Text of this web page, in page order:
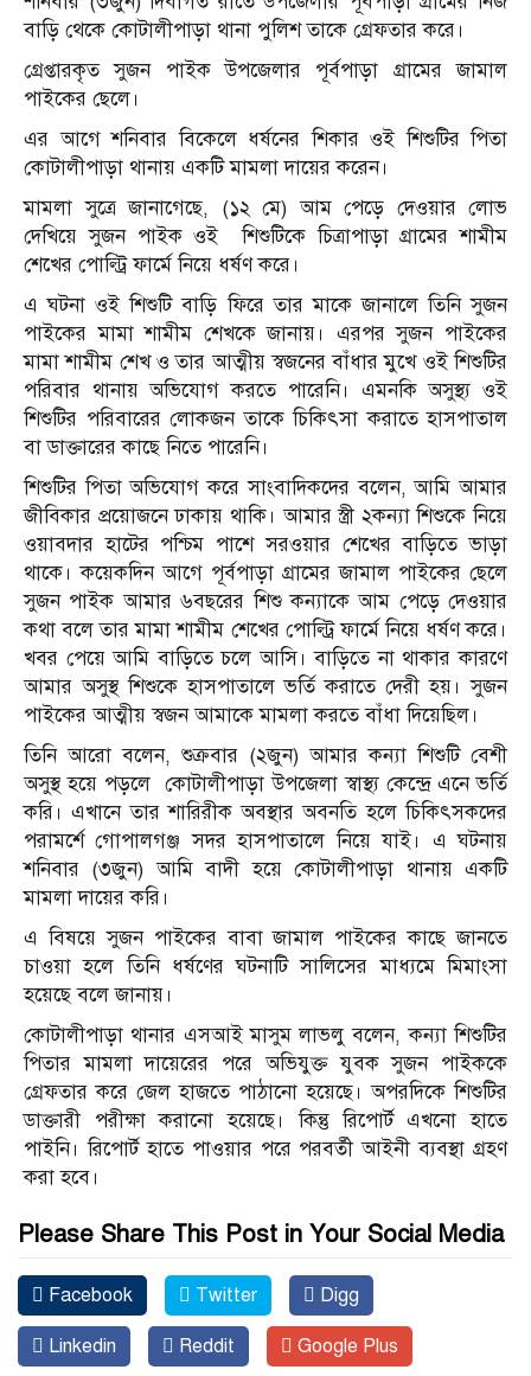
বাড়ি থেকে কোটালীপাড়া থানা পুলিশ তাকে গ্রেফতার করে।
গ্রেপ্তারকৃত সুজন পাইক উপজেলার পূর্বপাড়া গ্রামের জামাল
পাইকের ছেলে।
এর আগে শনিবার বিকেলে ধর্ষনের শিকার ওই শিশুটির পিতা
কোটালীপাড়া থানায় একটি মামলা দায়ের করেন।
মামলা সুত্রে জানাগেছে, (১২ মে) আম পেড়ে দেওয়ার লোভ
দেখিয়ে সুজন পাইক ওই শিশুটিকে চিত্রাপাড়া গ্রামের শামীম
শেখের পোল্ট্রি ফার্মে নিয়ে ধর্ষণ করে।
এ ঘটনা ওই শিশুটি বাড়ি ফিরে তার মাকে জানালে তিনি সুজন
পাইকের মামা শামীম শেখকে জানায়। এরপর সুজন পাইকের
মামা শামীম শেখ ও তার আত্মীয় স্বজনের বাঁধার মুখে ওই শিশুটির
পরিবার থানায় অভিযোগ করতে পারেনি। এমনকি অসুস্থ্য ওই
শিশুটির পরিবারের লোকজন তাকে চিকিৎসা করাতে হাসপাতাল
বা ডাক্তারের কাছে নিতে পারেনি।
শিশুটির পিতা অভিযোগ করে সাংবাদিকদের বলেন, আমি আমার
জীবিকার প্রয়োজনে ঢাকায় থাকি। আমার স্ত্রী ২কন্যা শিশুকে নিয়ে
ওয়াবদার হাটের পশ্চিম পাশে সরওয়ার শেখের বাড়িতে ভাড়া
থাকে। কয়েকদিন আগে পূর্বপাড়া গ্রামের জামাল পাইকের ছেলে
সুজন পাইক আমার ৬বছরের শিশু কন্যাকে আম পেড়ে দেওয়ার
কথা বলে তার মামা শামীম শেখের পোল্ট্রি ফার্মে নিয়ে ধর্ষণ করে।
খবর পেয়ে আমি বাড়িতে চলে আসি। বাড়িতে না থাকার কারণে
আমার অসুস্থ শিশুকে হাসপাতালে ভর্তি করাতে দেরী হয়। সুজন
পাইকের আত্মীয় স্বজন আমাকে মামলা করতে বাঁধা দিয়েছিল।
তিনি আরো বলেন, শুক্রবার (২জুন) আমার কন্যা শিশুটি বেশী
অসুস্থ হয়ে পড়লে কোটালীপাড়া উপজেলা স্বাস্থ্য কেন্দ্রে এনে ভর্তি
করি। এখানে তার শারিরীক অবস্থার অবনতি হলে চিকিৎসকদের
পরামর্শে গোপালগঞ্জ সদর হাসপাতালে নিয়ে যাই। এ ঘটনায়
শনিবার (৩জুন) আমি বাদী হয়ে কোটালীপাড়া থানায় একটি
মামলা দায়ের করি।
এ বিষয়ে সুজন পাইকের বাবা জামাল পাইকের কাছে জানতে
চাওয়া হলে তিনি ধর্ষণের ঘটনাটি সালিসের মাধ্যমে মিমাংসা
হয়েছে বলে জানায়।
কোটালীপাড়া থানার এসআই মাসুম লাভলু বলেন, কন্যা শিশুটির
পিতার মামলা দায়েরের পরে অভিযুক্ত যুবক সুজন পাইককে
গ্রেফতার করে জেল হাজতে পাঠানো হয়েছে। অপরদিকে শিশুটির
ডাক্তারী পরীক্ষা করানো হয়েছে। কিন্তু রিপোর্ট এখনো হাতে
পাইনি। রিপোর্ট হাতে পাওয়ার পরে পরবর্তী আইনী ব্যবস্থা গ্রহণ
করা হবে।
Please Share This Post in Your Social Media
Facebook Twitter Digg
Linkedin Reddit Google Plus